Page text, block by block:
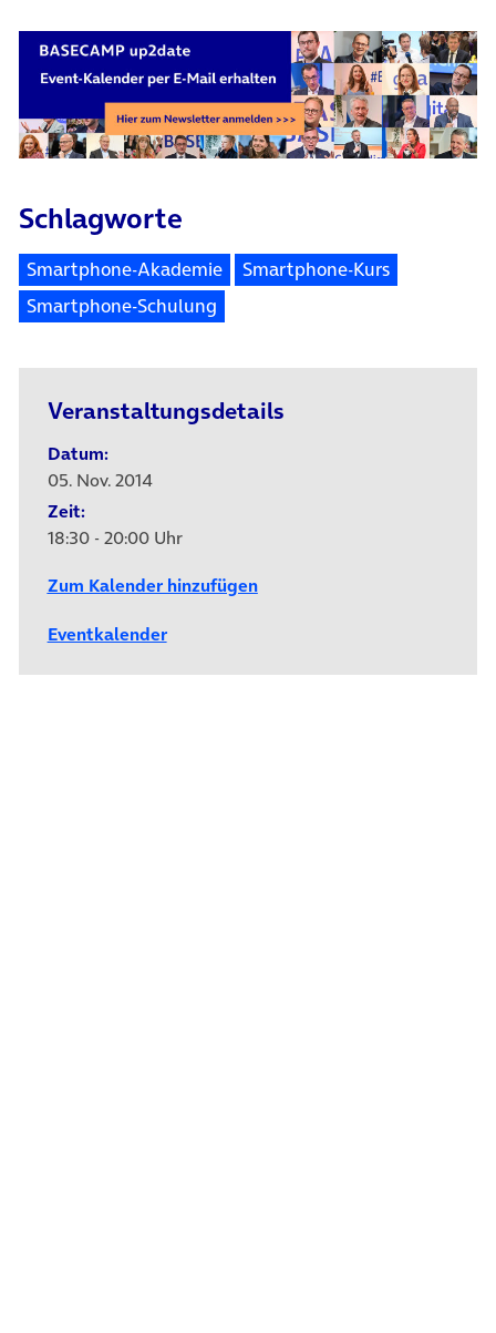
Schlagworte
Smartphone-Akademie
Smartphone-Kurs
Smartphone-Schulung
Veranstaltungsdetails
Datum:
05. Nov. 2014
Zeit:
18:30 - 20:00 Uhr
Zum Kalender hinzufügen
Eventkalender